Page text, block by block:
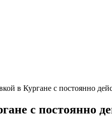
в Кургане с постоянно
с постоянно